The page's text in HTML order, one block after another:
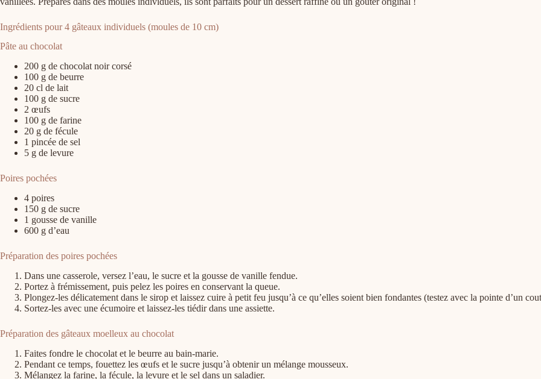
Ingrédients pour 4 gâteaux individuels (moules de 10 cm)
Pâte au chocolat
200 g de chocolat noir corsé
100 g de beurre
20 cl de lait
100 g de sucre
2 œufs
100 g de farine
20 g de fécule
1 pincée de sel
5 g de levure
Poires pochées
4 poires
150 g de sucre
1 gousse de vanille
600 g d’eau
Préparation des poires pochées
Dans une casserole, versez l’eau, le sucre et la gousse de vanille fendue.
Portez à frémissement, puis pelez les poires en conservant la queue.
Plongez-les délicatement dans le sirop et laissez cuire à petit feu jusqu’à ce qu’elles soient bien fondantes (testez avec la pointe d’un
Sortez-les avec une écumoire et laissez-les tiédir dans une assiette.
Préparation des gâteaux moelleux au chocolat
Faites fondre le chocolat et le beurre au bain-marie.
Pendant ce temps, fouettez les œufs et le sucre jusqu’à obtenir un mélange mousseux.
Mélangez la farine, la fécule, la levure et le sel dans un saladier.